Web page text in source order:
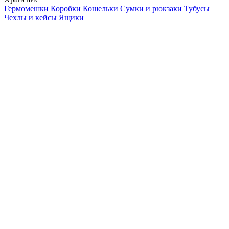
Гермомешки Коробки Кошельки Сумки и рюкзаки Тубусы
Чехлы и кейсы Ящики